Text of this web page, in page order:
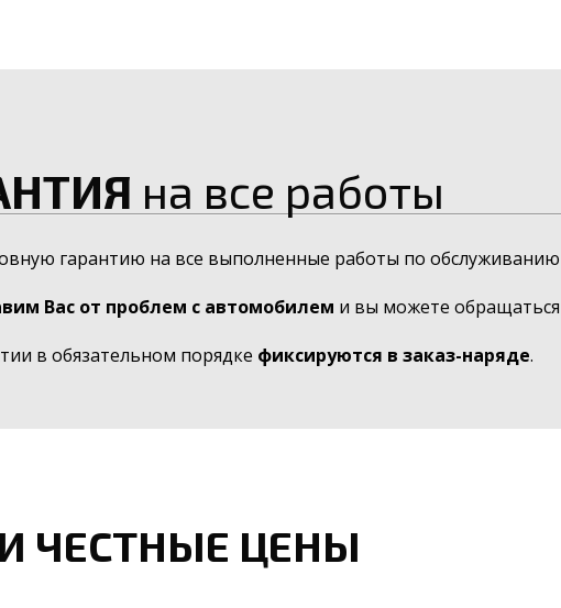
на все работы
гарантию на все выполненные работы по
Вас от проблем с автомобилем и вы можете
в обязательном порядке фиксируются в заказ-наряде.
ЧЕСТНЫЕ ЦЕНЫ